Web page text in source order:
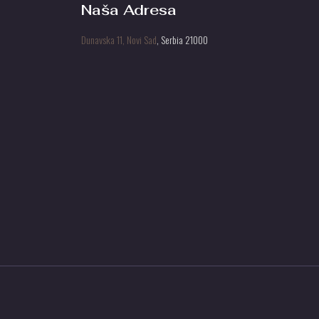
Naša Adresa
Dunavska 11, Novi Sad, Serbia 21000